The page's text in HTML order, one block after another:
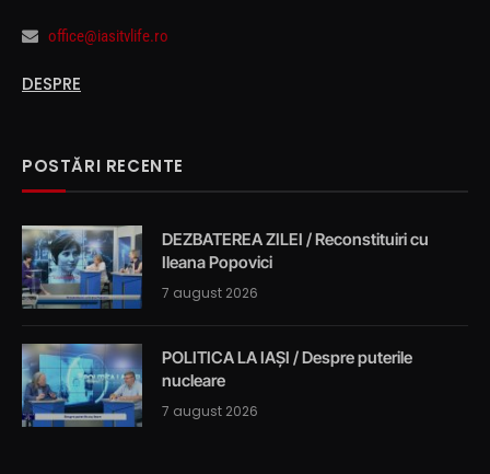
office@iasitvlife.ro
DESPRE
POSTĂRI RECENTE
DEZBATEREA ZILEI / Reconstituiri cu
Ileana Popovici
7 august 2026
POLITICA LA IAȘI / Despre puterile
nucleare
7 august 2026